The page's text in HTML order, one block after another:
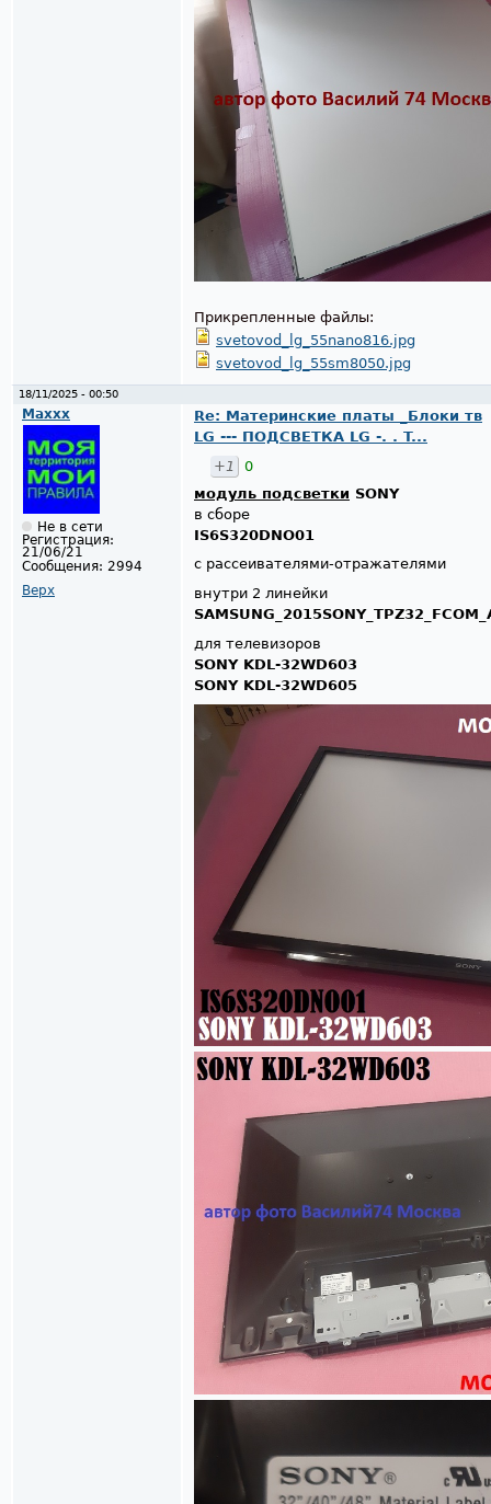
Прикрепленные файлы:
svetovod_lg_55nano816.jpg
svetovod_lg_55sm8050.jpg
18/11/2025 - 00:50
Maxxx
Не в сети
Регистрация:
21/06/21
Сообщения: 2994
Верх
Re: Материнские платы _Блоки тв
LG --- ПОДСВЕТКА LG -. . T...
+1
0
модуль подсветки SONY
в сборе
IS6S320DNO01
с рассеивателями-отражателями
внутри 2 линейки
для телевизоров
SONY KDL-32WD603
SONY KDL-32WD605